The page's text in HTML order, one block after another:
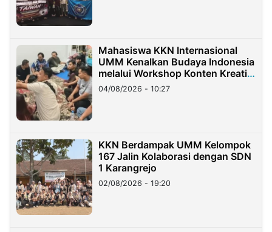
Mahasiswa KKN Internasional
UMM Kenalkan Budaya Indonesia
melalui Workshop Konten Kreatif
di Taiwan
04/08/2026 - 10:27
KKN Berdampak UMM Kelompok
167 Jalin Kolaborasi dengan SDN
1 Karangrejo
02/08/2026 - 19:20